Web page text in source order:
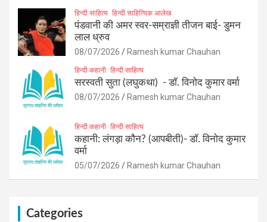
हिन्दी साहित्य हिन्दी साहित्यिक आलेख
पंडवानी की अमर स्वर-सम्राज्ञी तीजन बाई- डुमन
लाल ध्रुव
08/07/2026 Ramesh kumar Chauhan
हिन्दी कहानी हिन्दी साहित्य
सरस्वती सुता (लघुकथा) ​- डॉ. विनोद कुमार वर्मा
08/07/2026 Ramesh kumar Chauhan
हिन्दी कहानी हिन्दी साहित्य
कहानी: लंगड़ा कौन? (आपबीती)​- डॉ. विनोद कुमार
वर्मा
05/07/2026 Ramesh kumar Chauhan
Categories